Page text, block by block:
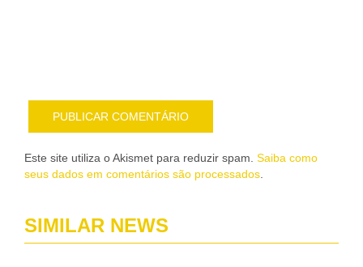
Este site utiliza o Akismet para reduzir spam. Saiba como
seus dados em comentários são processados
SIMILAR NEWS